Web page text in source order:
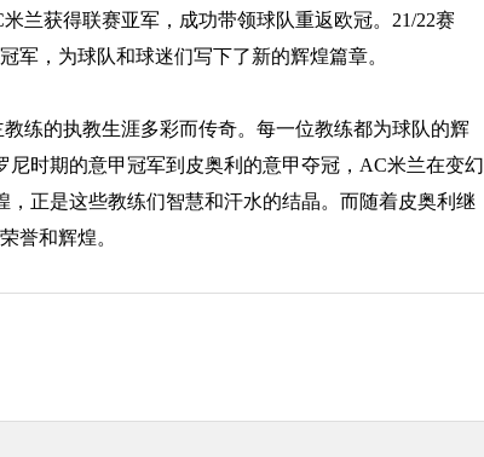
兰获得联赛亚军，成功带领球队重返欧冠。21/22赛
军，为球队和球迷们写下了新的辉煌篇章。
的执教生涯多彩而传奇。每一位教练都为球队的辉
时期的意甲冠军到皮奥利的意甲夺冠，AC米兰在变幻
正是这些教练们智慧和汗水的结晶。而随着皮奥利继
誉和辉煌。